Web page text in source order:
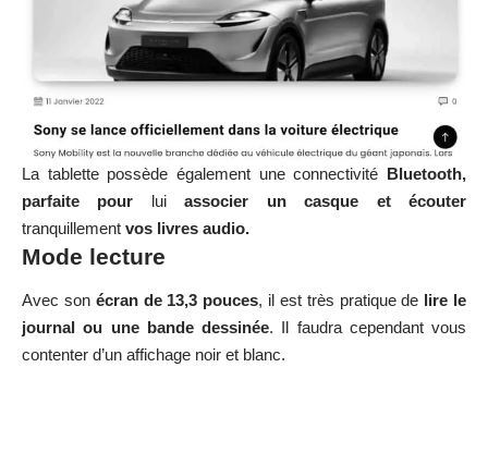
La tablette possède également une connectivité Bluetooth,
parfaite pour luiassocier un casque et écouter
tranquillement vos livres audio.
Mode lecture
Avec son écran de 13,3 pouces, il est très pratique de lire le
journal ou une bande dessinée. Il faudra cependant vous
contenter d’un affichage noir et blanc.